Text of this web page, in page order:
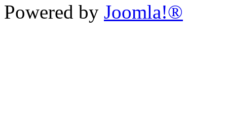
Powered by Joomla!®